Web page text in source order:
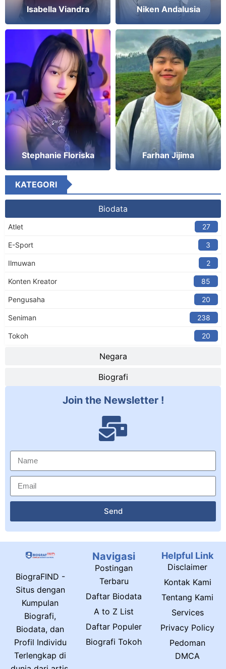
Isabella Viandra Niken Andalusia
Stephanie Floriska Farhan Jijima
KATEGORI
Biodata
Negara
Biografi
Atlet 27
E-Sport 3
Ilmuwan 2
Konten Kreator​ 85
Pengusaha 20
Seniman 238
Tokoh 20
Join the Newsletter !
Send
BiograFIND -
Situs dengan
Kumpulan
Biografi,
Biodata, dan
Profil Individu
Terlengkap di
Navigasi
Postingan
Terbaru
Daftar Biodata
A to Z List
Daftar Populer
Biografi Tokoh
Helpful Link
Disclaimer
Kontak Kami
Tentang Kami
Services
Privacy Policy
Pedoman
DMCA